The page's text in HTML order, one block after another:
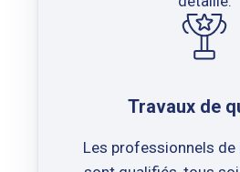
Travaux de
Les professionnels de